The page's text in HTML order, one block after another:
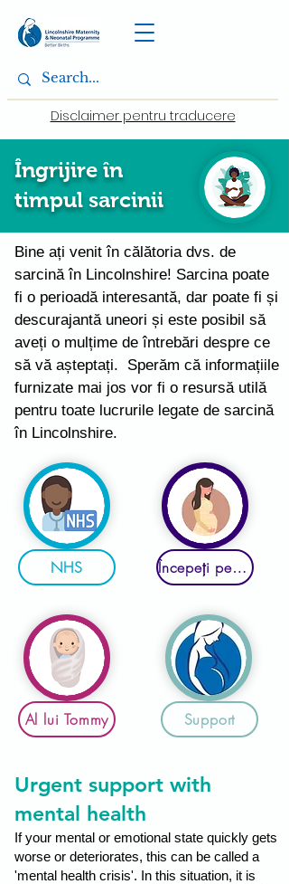
Disclaimer pentru traducere
Îngrijire în
timpul sarcinii
Bine ați venit în călătoria dvs. de
sarcină în Lincolnshire! Sarcina poate
fi o perioadă interesantă, dar poate fi și
descurajantă uneori și este posibil să
aveți o mulțime de întrebări despre ce
să vă așteptați. Sperăm că informațiile
furnizate mai jos vor fi o resursă utilă
pentru toate lucrurile legate de sarcină
în Lincolnshire.
NHS
Al lui Tommy
Începeți pentru viață
Support
Urgent support with
mental health
If your mental or emotional state quickly gets
worse or deteriorates, this can be called a
'mental health crisis'. In this situation, it is